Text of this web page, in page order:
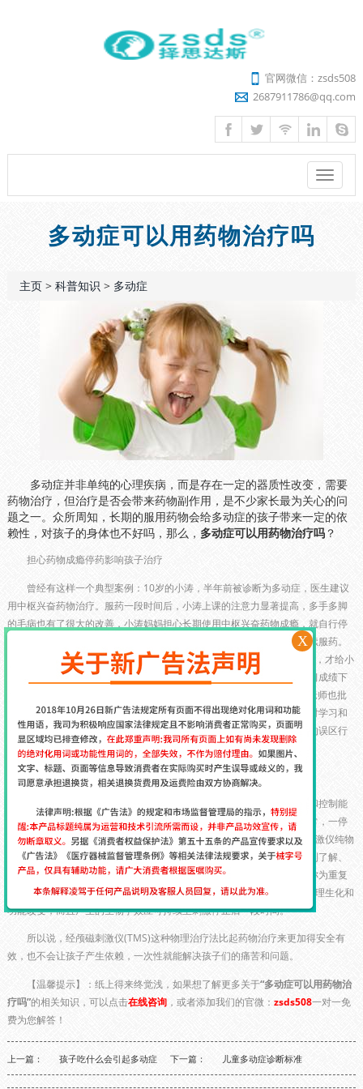
官网微信：zsds508
2687911786@qq.com
菜
单
多动症可以用药物治疗吗
主页 > 科普知识 > 多动症
多动症并非单纯的心理疾病，而是存在一定的器质性改变，需要
药物治疗，但治疗是否会带来药物副作用，是不少家长最为关心的问
题之一。众所周知，长期的服用药物会给多动症的孩子带来一定的依
赖性，对孩子的身体也不好吗，那么， 多动症可以用药物治疗吗？
担心药物成瘾停药影响孩子治疗
曾经有这样一个典型案例：10岁的小涛，半年前被诊断为多动症，医生建议
用中枢兴奋药物治疗。服药一段时间后，小涛上课的注意力显著提高，多手多脚
的毛病也有了很大的改善，小涛妈妈担心长期使用中枢兴奋药物成瘾，就自行停
了药。停药后，病情反复，上课不守纪律，做作业拖拉，没办法只得继续服药。
为了避免“成瘾”，小涛妈妈又自作主张，在考试前几天或老师投诉严重时，才给小
涛吃一段时间药。结果由于不规则服药，小涛的情况越来越糟，不仅学习成绩下
降，与同学关系也变得紧张，小涛常向老师投诉同学排斥他，“欺负”他;老师也批
评他上课不守纪律，影响其他同学听课。小涛在学校中非常孤立，以至对学习和
学校产生抗拒，不愿上学。小涛妈妈的做法是比较典型的患者家长常见的误区行
为，也影响了孩子的规范治疗。
多动症是慢性疾病需持续治疗
注意缺陷多动障碍，俗称多动症，主要表现为：注意不集中，多动和控制能
力差三大核心症状。专家士介绍，有些家长反映孩子吃药的时候完全正常，一停
药，所有问题马上出来，所以是“孩子对药有了依赖”。可以使用经颅磁刺激仪纯物
理治疗，经颅磁刺激仪是通过在人体头颅特定部位给予磁刺激，从而达到了解、
调节和干预大脑功能的技术。在特定部位给予多次重复的磁脉冲刺激被称为重复
经颅磁刺激(rTMS)，rTMS不仅可产生刺激局部及功能相关远隔部位的生理生化和
功能改变，而且产生的生物学效应可持续至刺激停止后一段时间。
所以说，经颅磁刺激仪(TMS)这种物理治疗法比起药物治疗来更加得安全有
效，也不会让孩子产生依赖，一次性就能解决孩子们的痛苦和问题。
【温馨提示】：纸上得来终觉浅，如果想了解更多关于“多动症可以用药物治
疗吗”的相关知识，可以点击在线咨询 ，或者添加我们的官微： zsds508一对一免
费为您解答！
上一篇： 孩子吃什么会引起多动症 下一篇： 儿童多动症诊断标准
X